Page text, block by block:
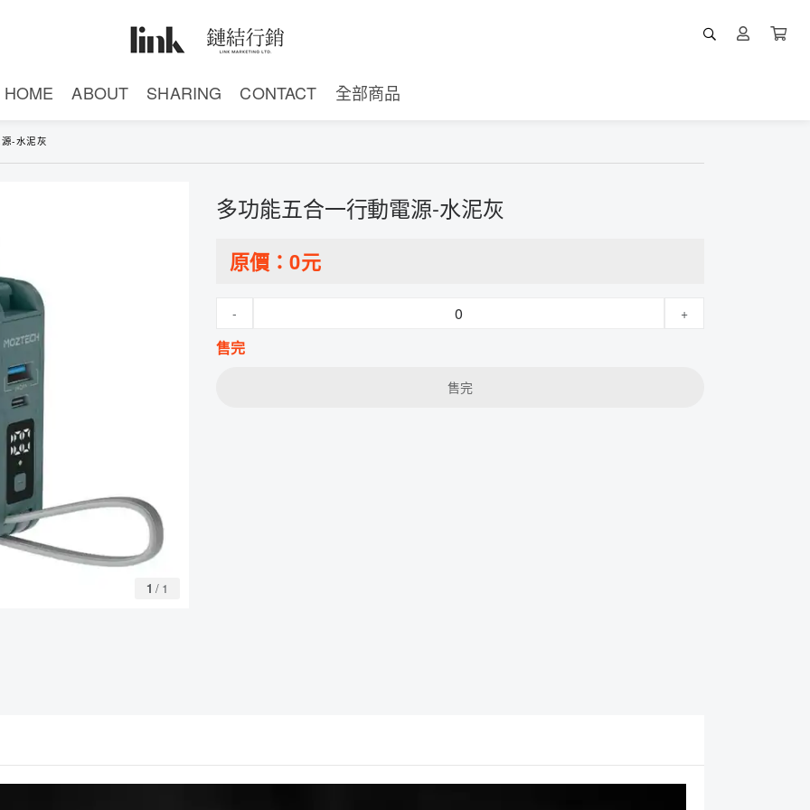
HOME ABOUT SHARING CONTACT 全部商品
-水泥灰
1 / 1
多功能五合一行動電源-水泥灰
原價：0元
- +
售完
售完